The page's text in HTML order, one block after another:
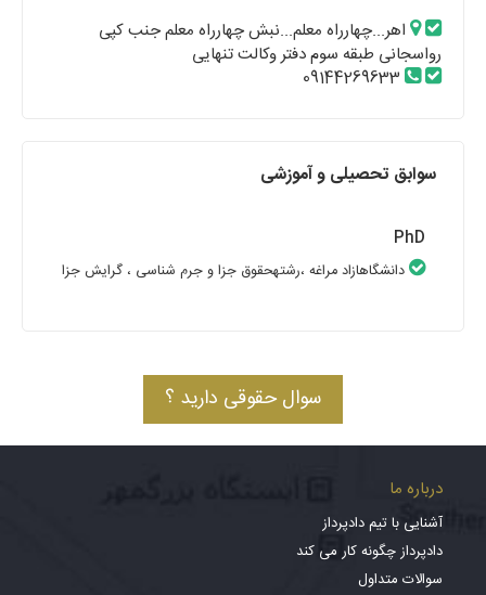
اهر...چهارراه معلم...نبش چهارراه معلم جنب کپی
رواسجانی طبقه سوم دفتر وکالت تنهایی
09144269633
سوابق تحصیلی و آموزشی
PhD
دانشگاهازاد مراغه ،رشتهحقوق جزا و جرم شناسی ، گرایش جزا
سوال حقوقی دارید ؟
درباره ما
آشنایی با تیم دادپرداز
دادپرداز چگونه کار می کند
سوالات متداول